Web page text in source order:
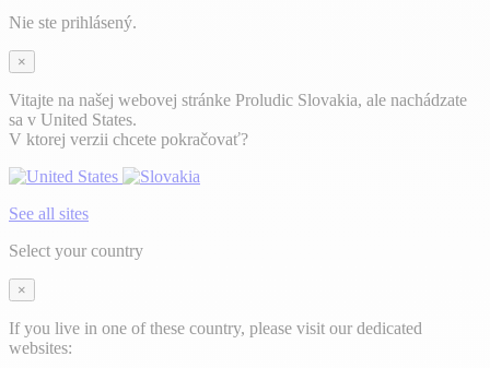
Nie ste prihlásený.
×
Vitajte na našej webovej stránke Proludic Slovakia, ale nachádzate
sa v United States.
V ktorej verzii chcete pokračovať?
See all sites
Select your country
×
If you live in one of these country, please visit our dedicated
websites: